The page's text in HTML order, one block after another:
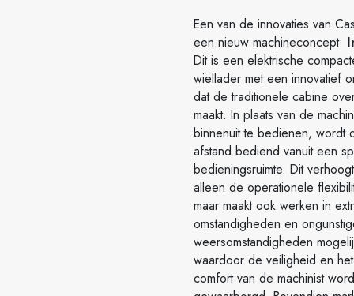
Een van de innovaties van
een nieuw machineconcept:
Dit is een elektrische
wiellader met een innovatief
dat de traditionele cabine
maakt. In plaats van de
binnenuit te bedienen, wordt
afstand bediend vanuit een
bedieningsruimte. Dit
alleen de operationele
maar maakt ook werken in
omstandigheden en
weersomstandigheden
waardoor de veiligheid en het
comfort van de machinist